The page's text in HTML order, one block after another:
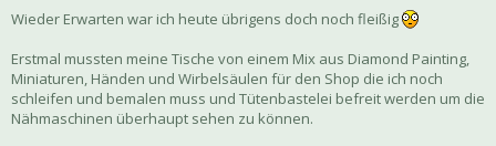
Wieder Erwarten war ich heute übrigens doch noch fleißig
Erstmal mussten meine Tische von einem Mix aus Diamond Painting,
Miniaturen, Händen und Wirbelsäulen für den Shop die ich noch
schleifen und bemalen muss und Tütenbastelei befreit werden um die
Nähmaschinen überhaupt sehen zu können.